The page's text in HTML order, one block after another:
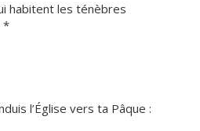
habitent les ténèbres
*
l’Église vers ta Pâque :